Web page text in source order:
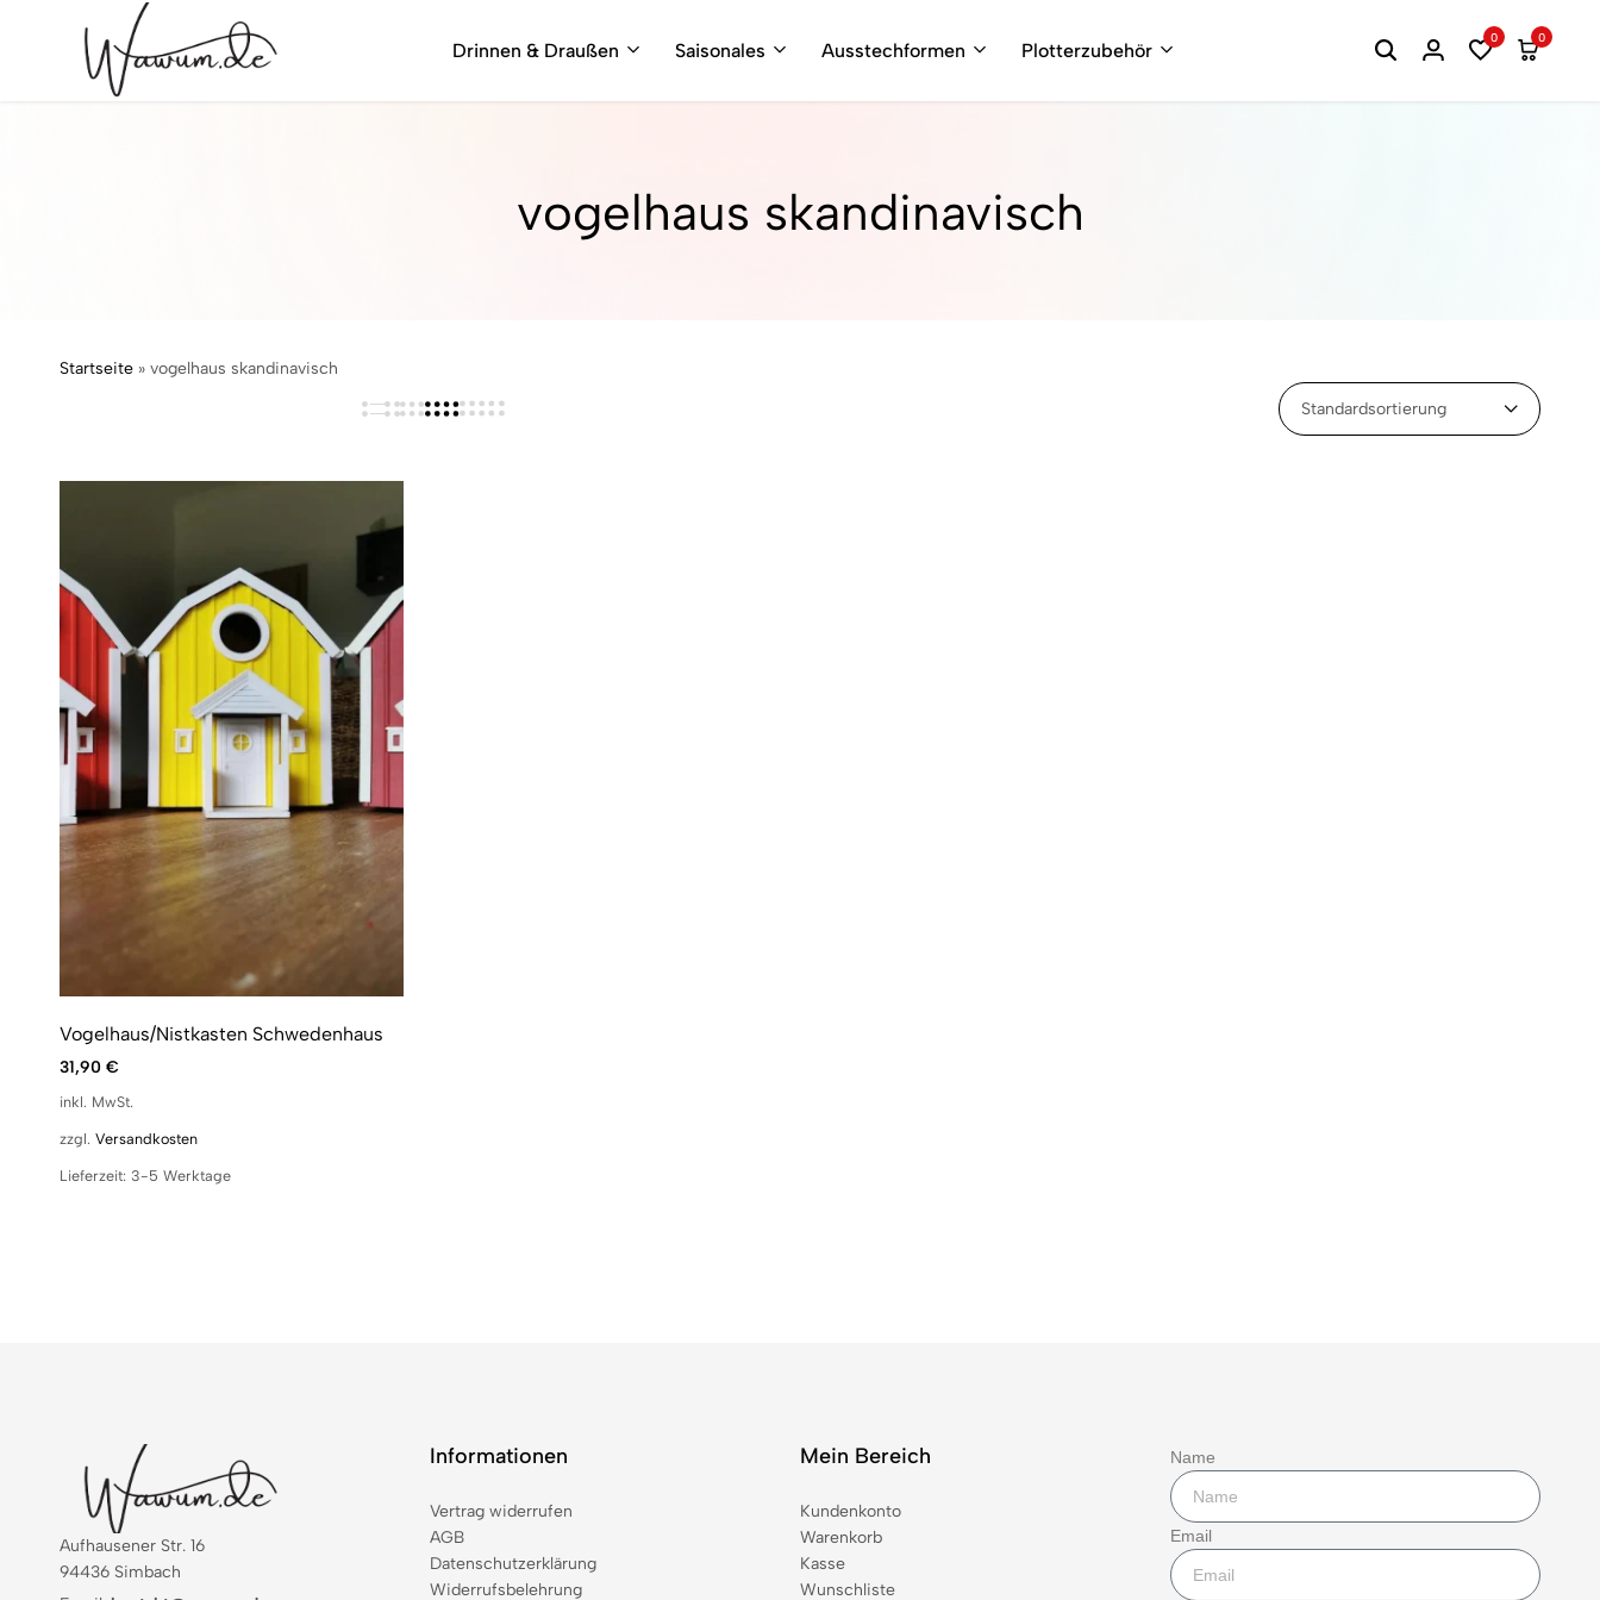
Drinnen & Draußen Saisonales Ausstechformen Plotterzubehör
0 0
vogelhaus skandinavisch
Startseite » vogelhaus skandinavisch
Standardsortierung
Vogelhaus/Nistkasten Schwedenhaus
31,90 €
inkl. MwSt.
zzgl. Versandkosten
Lieferzeit: 3-5 Werktage
Aufhausener Str. 16
94436 Simbach
Informationen
Vertrag widerrufen
AGB
Datenschutzerklärung
Widerrufsbelehrung
Mein Bereich
Kundenkonto
Warenkorb
Kasse
Wunschliste
Name
Email